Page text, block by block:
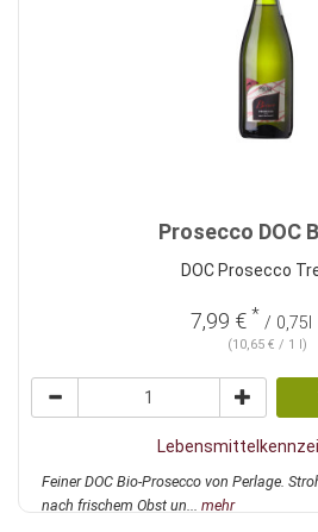
Prosecco DOC
DOC Prosecco
7,99 € * / 0,75l
(10,65 € / 1 l)
Feiner DOC Bio-Prosecco von Perlage.
nach frischem Obst un... mehr